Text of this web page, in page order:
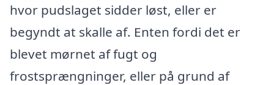
hvor pudslaget sidder løst, eller er
begyndt at skalle af. Enten fordi det er
blevet mørnet af fugt og
frostsprængninger, eller på grund af